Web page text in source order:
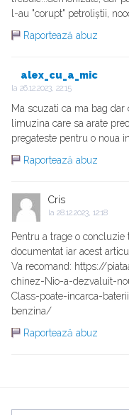
l-au "corupt" petroliștii,
Raportează abuz
alex_cu_a_mic
la 26.12.2023, 22:15
Ma scuzati ca ma bag
limuzina care sa arate
pregateste pentru o noua
Raportează abuz
Cris
la 28.12.2023, 12:18
Pentru a trage o
documentat iar acest
Va recomand: https://
chinez-Nio-a-dezvaluit-
Class-poate-incarca-
benzina/
Raportează abuz